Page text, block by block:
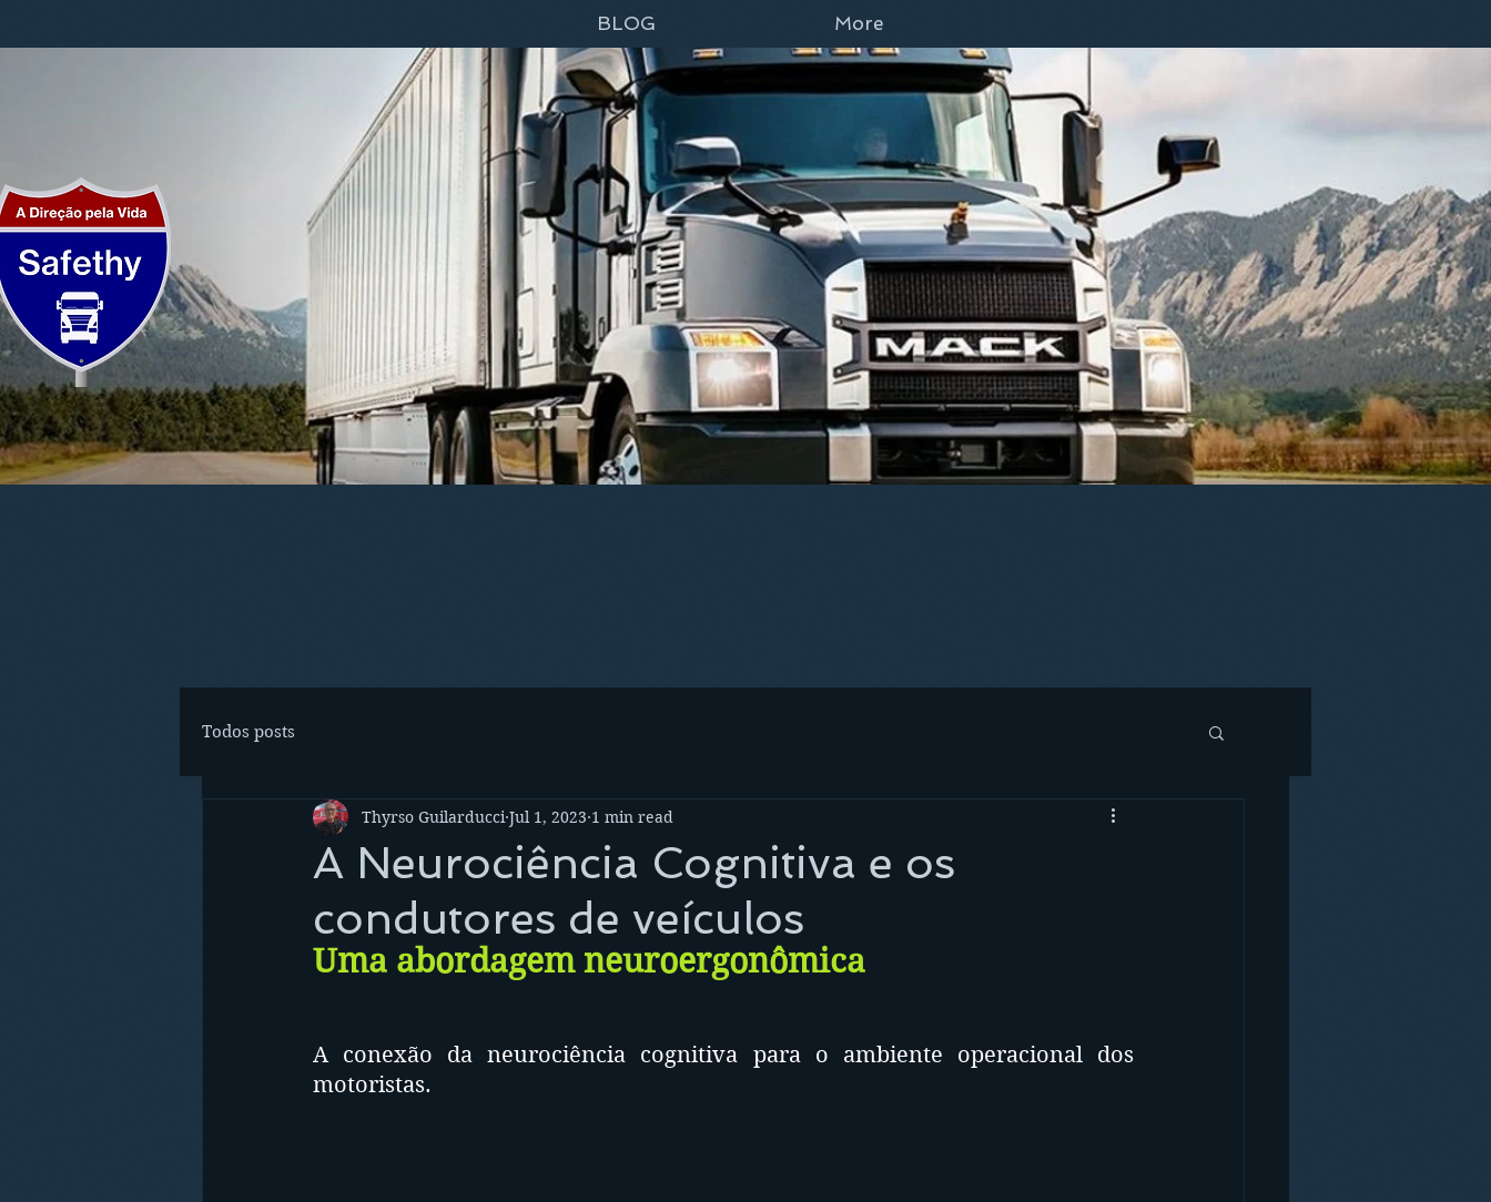
BLOG More
Todos posts
A Neurociência Cognitiva e os
condutores de veículos
Thyrso Guilarducci Jul 1, 2023 1 min read
Uma abordagem neuroergonômica
A conexão da neurociência cognitiva para o ambiente operacional dos
motoristas.